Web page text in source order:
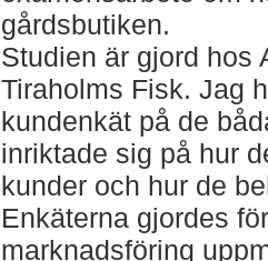
gårdsbutiken.
Studien är gjord hos
Tiraholms Fisk. Jag
kundenkät på de
inriktade sig på hur
kunder och hur de
Enkäterna gjordes
marknadsföring